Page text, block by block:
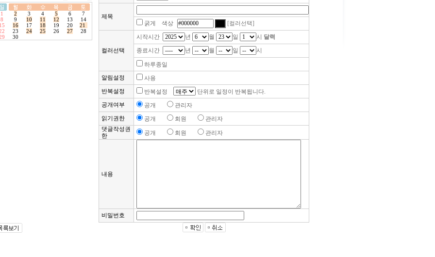
제목
굵게 색상
[컬러선택]
컬러선택
시작시간 년 월 일 시 달력
종료시간
년 월 일 시
하루종일
알림설정
사용
반복설정
반복설정
단위로 일정이 반복됩니다.
공개여부
공개
관리자
읽기권한
공개 회원
관리자
댓글작성권
한
공개 회원 관리자
내용
비밀번호